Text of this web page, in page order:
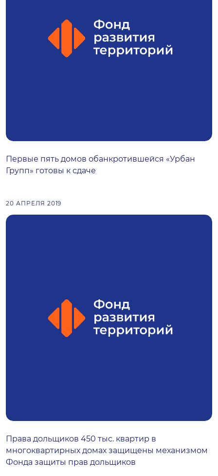
Первые пять домов обанкротившейся «Урбан
Групп» готовы к сдаче
20 АПРЕЛЯ 2019
Права дольщиков 450 тыс. квартир в
многоквартирных домах защищены механизмом
Фонда защиты прав дольщиков